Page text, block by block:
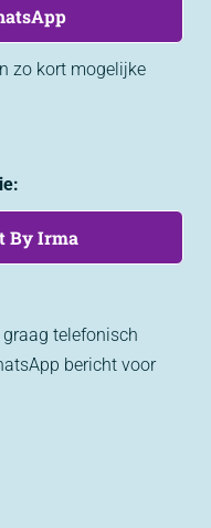
zo kort mogelijke
By Irma
telefonisch
bericht voor